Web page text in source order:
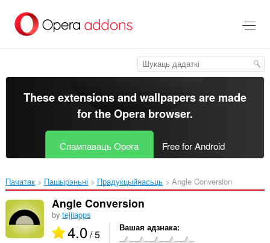
асноўнага
These extensions and wallpapers are made
for theOpera browser.
Спампаваць Opera Free for Android
Пачатак Пашырэньні Прадукцыйнасьць Angle Conversion‎
Angle Conversion
by tejjiapps
4.0/ 5 Вашая адзнака